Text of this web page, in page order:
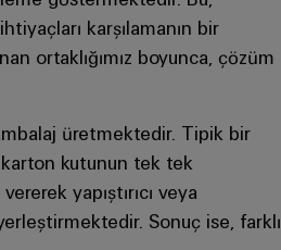
karşılamanın bir
ortaklığımız boyunca, çözüm
üretmektedir. Tipik bir
kutunun tek tek
yapıştırıcı veya
Sonuç ise, farklı